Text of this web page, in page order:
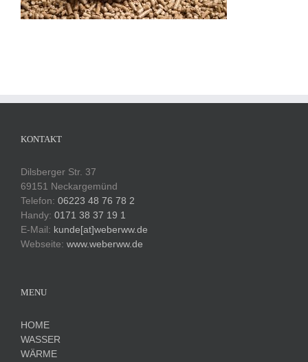
KONTAKT
Dilsberger Str. 37
69151 Neckargemünd
Telefon: 06223 48 76 78 2
Handy: 0171 38 37 19 1
E-Mail: kunde[at]weberww.de
Webseite: www.weberww.de
MENU
HOME
WASSER
WÄRME